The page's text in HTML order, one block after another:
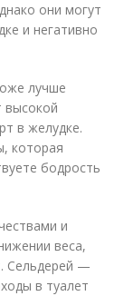
они могут
и негативно
лучше
высокой
в желудке.
которая
бодрость
и
веса,
Сельдерей —
в туалет